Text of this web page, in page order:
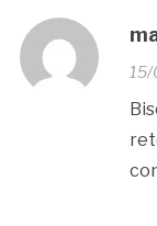
15/